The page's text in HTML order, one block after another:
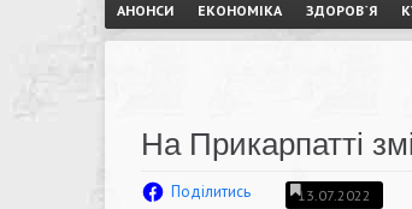
АНОНСИ ЕКОНОМІКА ЗДОРОВ`Я
На Прикарпатті
Поділитись 13.07.2022